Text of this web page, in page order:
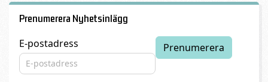
Prenumerera Nyhetsinlägg
E-postadress